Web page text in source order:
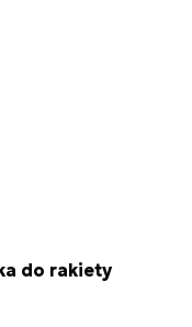
do rakiety